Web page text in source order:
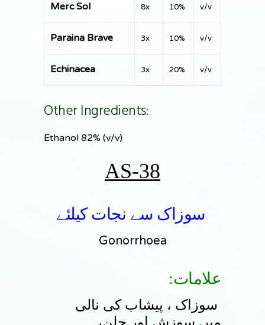
Merc Sol 8x 10% v/v
Paraina Brave 3x 10% v/v
Echinacea 3x 20% v/v
Other Ingredients:
Ethanol 82% (v/v)
AS-38
Gonorrhoea
:علامات
سوزاک ، پیشاب کی نالی